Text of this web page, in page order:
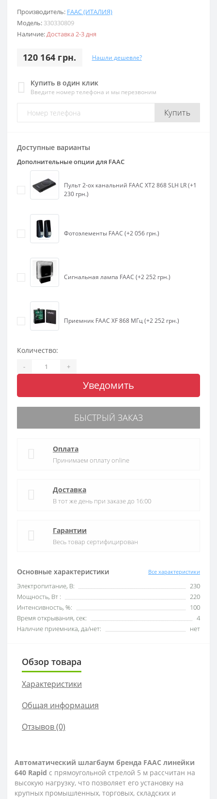
Производитель: FAAC (ИТАЛИЯ)
Модель: 330330809
Наличие:Доставка 2-3 дня
120 164 грн. Нашли дешевле?
Купить в один клик
Введите номер телефона и мы перезвоним
Купить
Основные характеристики Все характеристики
Электропитание, В:
230
Мощность, Вт :
220
Интенсивность, %:
100
Время открывания, сек:
4
Наличие приемника, да/нет:
нет
Доступные варианты
Дополнительные опции для FAAC
Пульт 2-ох канальний FAAC XT2 868 SLH LR (+1
230 грн.)
Фотоэлементы FAAC (+2 056 грн.)
Сигнальная лампа FAAC (+2 252 грн.)
Приемник FAAC XF 868 МГц (+2 252 грн.)
Количество:
- +
Уведомить
БЫСТРЫЙ ЗАКАЗ
Оплата
Принимаем оплату online
Доставка
В тот же день при заказе до 16:00
Гарантии
Весь товар сертифицирован
Обзор товара
Характеристики
Общая информация
Отзывов (0)
Автоматический шлагбаум бренда FAAC линейки
640 Rapid с прямоугольной стрелой 5 м рассчитан на
высокую нагрузку, что позволяет его установку на
крупных промышленных, торговых, складских и